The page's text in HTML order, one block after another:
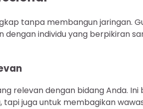
tanpa membangun jaringan.
individu yang berpikiran
relevan dengan bidang Anda. Ini
juga untuk membagikan